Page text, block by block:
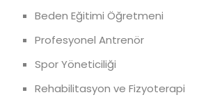
Beden Eğitimi Öğretmeni
Profesyonel Antrenör
Spor Yöneticiliği
Rehabilitasyon ve Fizyoterapi